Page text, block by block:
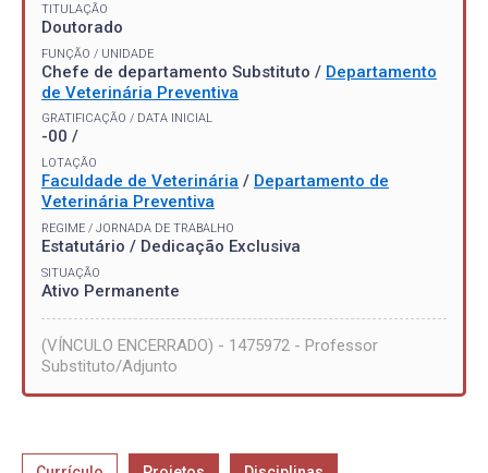
TITULAÇÃO
Doutorado
FUNÇÃO / UNIDADE
Chefe de departamento Substituto / Departamento
de Veterinária Preventiva
GRATIFICAÇÃO / DATA INICIAL
-00 /
LOTAÇÃO
Faculdade de Veterinária / Departamento de
Veterinária Preventiva
REGIME / JORNADA DE TRABALHO
Estatutário / Dedicação Exclusiva
SITUAÇÃO
Ativo Permanente
(VÍNCULO ENCERRADO) - 1475972 - Professor
Substituto/Adjunto